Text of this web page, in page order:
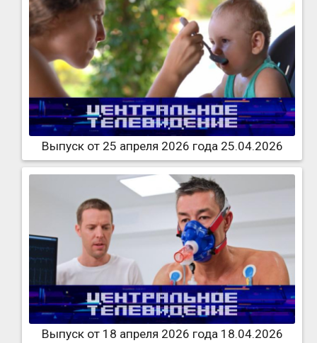
Выпуск от 25 апреля 2026 года 25.04.2026
Выпуск от 18 апреля 2026 года 18.04.2026